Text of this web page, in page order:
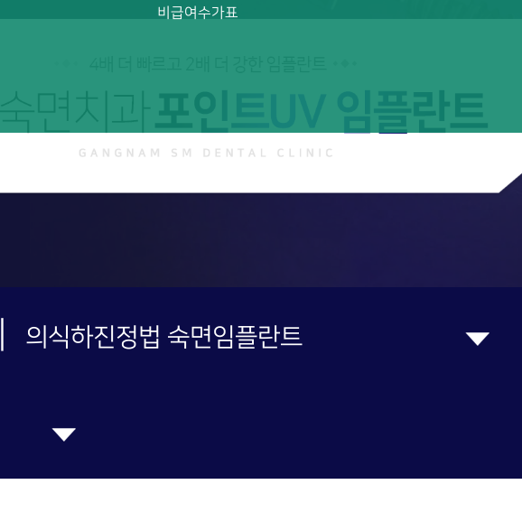
비급여수가표
의식하진정법 숙면임플란트